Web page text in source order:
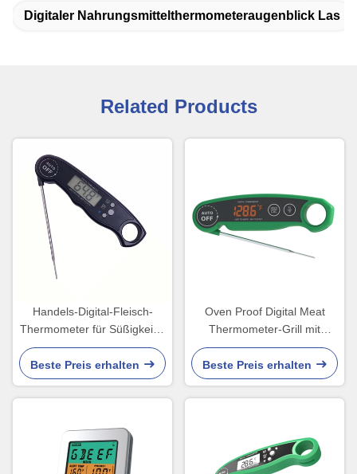
Digitaler Nahrungsmittelthermometeraugenblick Las
Related Products
Handels-Digital-Fleisch-
Thermometer für Süßigkeits-
Raucher mit Timer-Ofen
Beste Preis erhalten
Oven Proof Digital Meat
Thermometer-Grill mit
Sonden-dem faltenden
Nahrungsmittelkochen
Beste Preis erhalten